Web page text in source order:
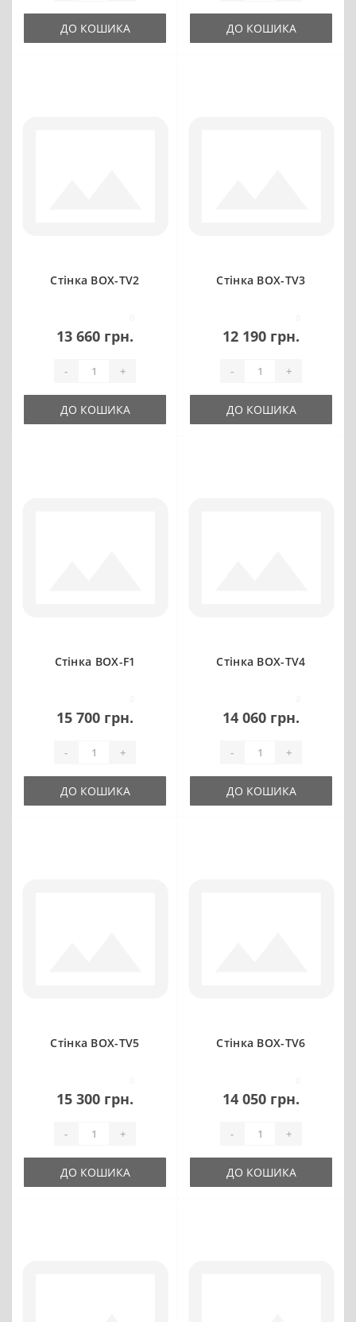
ДО КОШИКА ДО КОШИКА
Стінка BOX-TV2
13 660 грн.
- +
ДО КОШИКА
Стінка BOX-TV3
12 190 грн.
- +
ДО КОШИКА
Стінка BOX-F1
15 700 грн.
- +
ДО КОШИКА
Стінка BOX-TV4
14 060 грн.
- +
ДО КОШИКА
Стінка BOX-TV5
15 300 грн.
- +
ДО КОШИКА
Стінка BOX-TV6
14 050 грн.
- +
ДО КОШИКА